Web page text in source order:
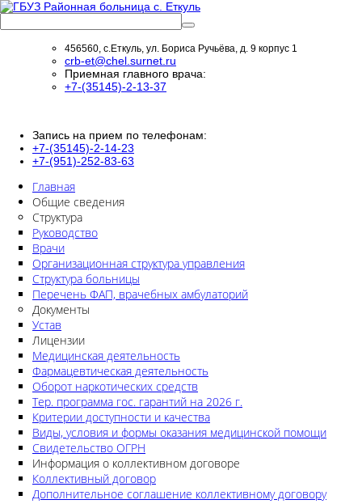
456560, с.Еткуль, ул. Бориса Ручьёва, д. 9 корпус 1
crb-et@chel.surnet.ru
Приемная главного врача:
+7-(35145)-2-13-37
Запись на прием по телефонам:
+7-(35145)-2-14-23
+7-(951)-252-83-63
Главная
Общие сведения
Структура
Руководство
Врачи
Организационная структура управления
Структура больницы
Перечень ФАП, врачебных амбулаторий
Документы
Устав
Лицензии
Медицинская деятельность
Фармацевтическая деятельность
Оборот наркотических средств
Тер. программа гос. гарантий на 2026 г.
Критерии доступности и качества
Виды, условия и формы оказания медицинской помощи
Свидетельство ОГРН
Информация о коллективном договоре
Коллективный договор
Дополнительное соглашение коллективному договору